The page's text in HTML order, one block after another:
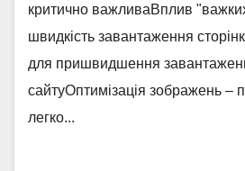
критично важливаВплив
швидкість завантаження
для пришвидшення
сайтуОптимізація зображень –
легко...